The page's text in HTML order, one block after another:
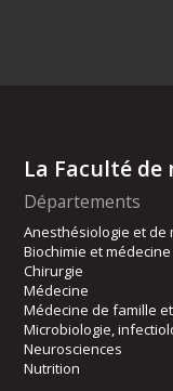
La Faculté de
Départements
Anesthésiologie et de
Biochimie et
Chirurgie
Médecine
Médecine de famille
Microbiologie,
Neurosciences
Nutrition